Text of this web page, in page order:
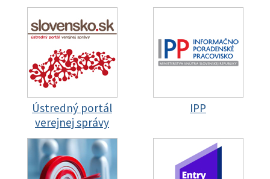
Ústredný portál
verejnej správy
IPP